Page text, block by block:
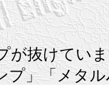
が抜けてい
プ」「メタ